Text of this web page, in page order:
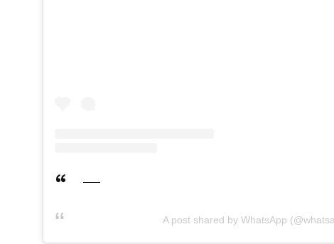
A post shared by WhatsApp